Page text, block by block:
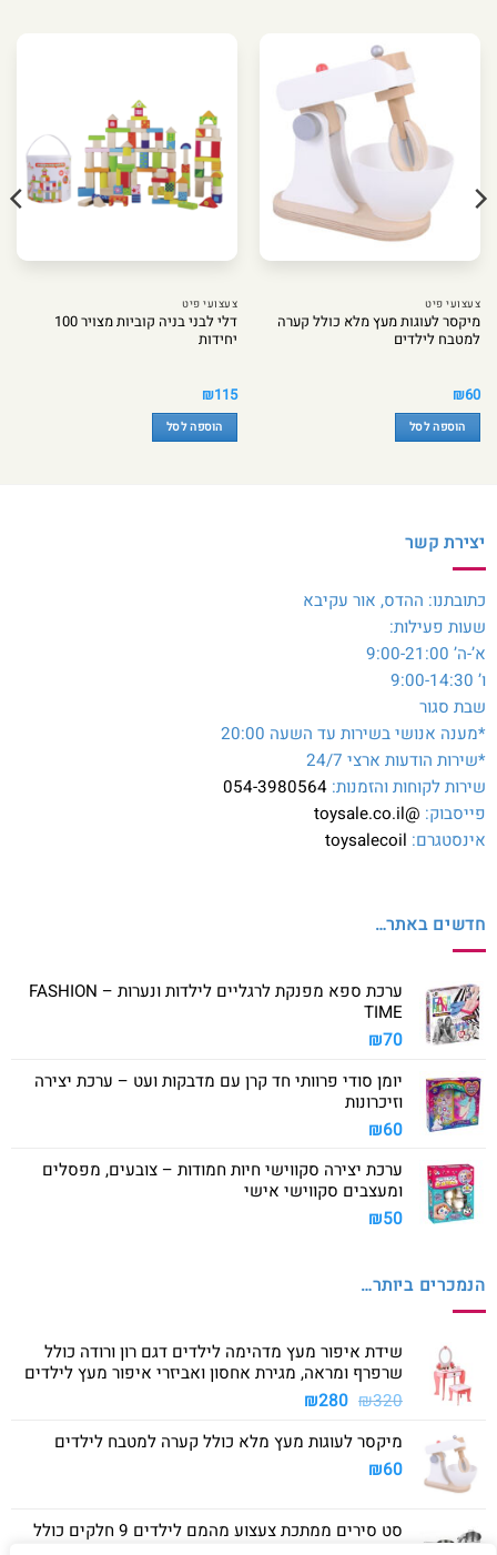
צעצועי פיט
מיקסר לעוגות מעץ מלא כולל קערה
למטבח לילדים
₪60
הוספה לסל
צעצועי פיט
דלי לבני בניה קוביות מצויר 100
יחידות
₪115
הוספה לסל
יצירת קשר
כתובתנו: ההדס, אור עקיבא
שעות פעילות:
א’-ה’ 9:00-21:00
ו’ 9:00-14:30
שבת סגור
*מענה אנושי בשירות עד השעה 20:00
*שירות הודעות ארצי 24/7
שירות לקוחות והזמנות: 054-3980564
פייסבוק: @toysale.co.il
אינסטגרם: toysalecoil
חדשים באתר…
ערכת ספא מפנקת לרגליים לילדות ונערות – FASHION
TIME
₪70
יומן סודי פרוותי חד קרן עם מדבקות ועט – ערכת יצירה
וזיכרונות
₪60
ערכת יצירה סקווישי חיות חמודות – צובעים, מפסלים
ומעצבים סקווישי אישי
₪50
הנמכרים ביותר…
שידת איפור מעץ מדהימה לילדים דגם רון ורודה כולל
שרפרף ומראה, מגירת אחסון ואביזרי איפור מעץ לילדים
₪320
המחיר
היה:
₪280 המחיר
הוא:
מיקסר לעוגות מעץ מלא כולל קערה למטבח לילדים
₪60
סט סירים ממתכת צעצוע מהמם לילדים 9 חלקים כולל